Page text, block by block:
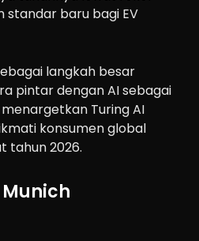
standar baru bagi EV
langkah besar
pintar dengan AI sebagai
menargetkan Turing AI
konsumen global
tahun 2026.
Munich